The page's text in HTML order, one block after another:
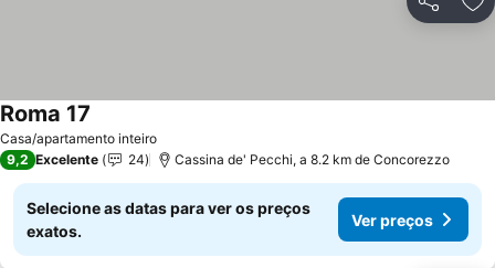
Partilhar
Casa/apartamento inteiro
Roma 17
9,2 Excelente 24 Cassina de' Pecchi, a 8.2 km de Concorezzo
Selecione as datas para ver os preços
exatos.
Ver preços